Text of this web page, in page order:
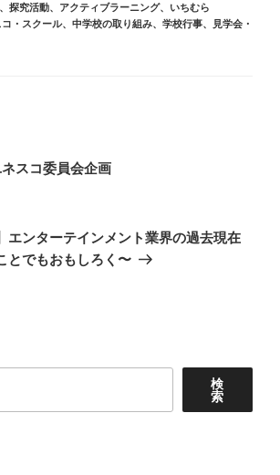
探究活動、アクティブラーニング、
いちむら
・スクール、 中学校の取り組み、 学校行事、
見学会・
ネスコ委員会企画
エンターテインメント業界の過去現在
でもおもしろく〜
検
索